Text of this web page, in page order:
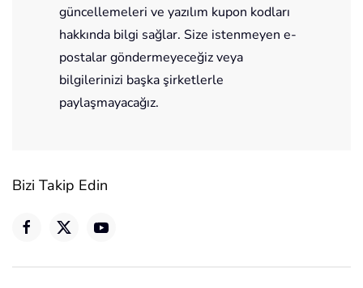
güncellemeleri ve yazılım kupon kodları
hakkında bilgi sağlar. Size istenmeyen e-
postalar göndermeyeceğiz veya
bilgilerinizi başka şirketlerle
paylaşmayacağız.
Bizi Takip Edin